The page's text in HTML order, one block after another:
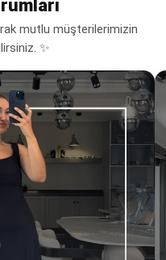
mutlu müşterilerimizin
✨